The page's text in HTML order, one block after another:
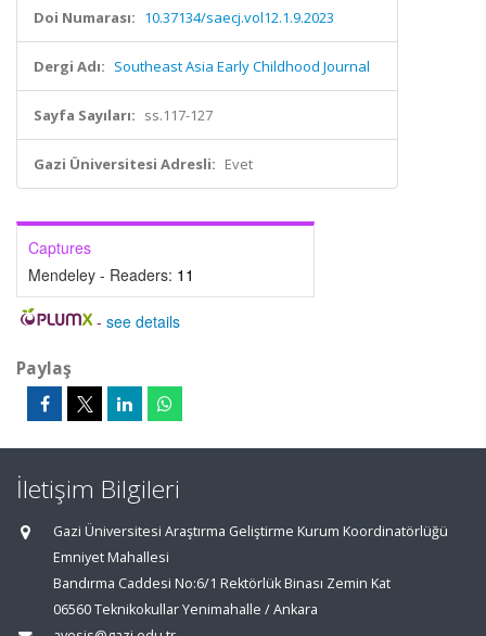
Doi Numarası: 10.37134/saecj.vol12.1.9.2023
Dergi Adı: Southeast Asia Early Childhood Journal
Sayfa Sayıları: ss.117-127
Gazi Üniversitesi Adresli: Evet
Captures
Mendeley - Readers: 11
- see details
Paylaş
İletişim Bilgileri
Gazi Üniversitesi Araştırma Geliştirme Kurum Koordinatörlüğü
Emniyet Mahallesi
Bandırma Caddesi No:6/1 Rektörlük Binası Zemin Kat
06560 Teknikokullar Yenimahalle / Ankara